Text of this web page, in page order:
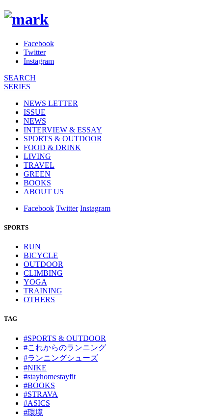
Facebook
Twitter
Instagram
SEARCH
SERIES
NEWS LETTER
ISSUE
NEWS
INTERVIEW & ESSAY
SPORTS & OUTDOOR
FOOD & DRINK
LIVING
TRAVEL
GREEN
BOOKS
ABOUT US
Facebook Twitter Instagram
SPORTS
RUN
BICYCLE
OUTDOOR
CLIMBING
YOGA
TRAINING
OTHERS
TAG
#SPORTS & OUTDOOR
#これからのランニング
#ランニングシューズ
#NIKE
#stayhomestayfit
#BOOKS
#STRAVA
#ASICS
#環境